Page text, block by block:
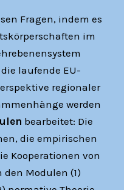
Fragen, indem es
im
laufende EU-
regionaler
werden
bearbeitet: Die
die empirischen
Kooperationen von
den Modulen (1)